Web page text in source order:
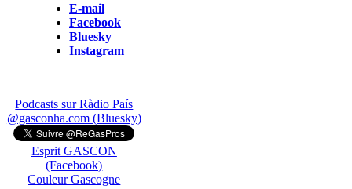
E-mail
Facebook
Bluesky
Instagram
Podcasts sur Ràdio País
@gasconha.com (Bluesky)
Esprit GASCON
(Facebook)
Couleur Gascogne